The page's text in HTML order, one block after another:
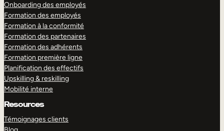
Onboarding des employés
Formation des employés
Formation à la conformité
Formation des partenaires
Formation des adhérents
Formation première ligne
Planification des effectifs
Upskilling & reskilling
Mobilité interne
Resources
Témoignages clients